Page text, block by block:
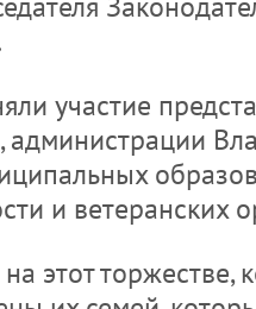
участие
администрации
и ветеранских
этот торжестве,